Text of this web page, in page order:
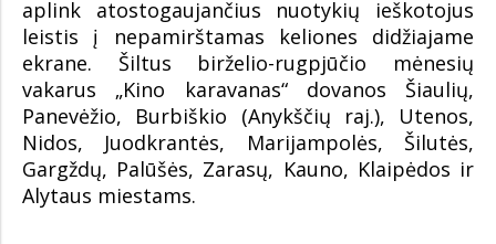
aplink atostogaujančius nuotykių ieškotojus
leistis į nepamirštamas keliones didžiajame
ekrane. Šiltus birželio-rugpjūčio mėnesių
vakarus „Kino karavanas“ dovanos Šiaulių,
Panevėžio, Burbiškio (Anykščių raj.), Utenos,
Nidos, Juodkrantės, Marijampolės, Šilutės,
Gargždų, Palūšės, Zarasų, Kauno, Klaipėdos ir
Alytaus miestams.